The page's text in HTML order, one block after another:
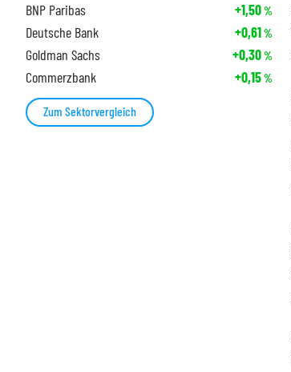
BNP Paribas
+1,50%
Deutsche Bank +0,61%
Goldman Sachs +0,30%
Commerzbank +0,15%
Zum Sektorvergleich